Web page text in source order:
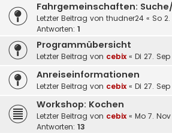
Fahrgemeinschaften:
Letzter Beitrag von thudner24 « So 2.
Antworten: 1
Programmübersicht
Letzter Beitrag von cebix « Di 27. Sep
Anreiseinformationen
Letzter Beitrag von cebix « Di 27. Sep
Workshop: Kochen
Letzter Beitrag von cebix « Mo 7. Nov
Antworten: 13